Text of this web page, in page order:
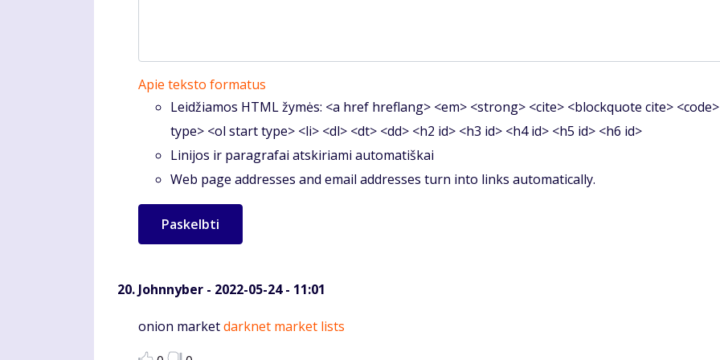
Apie teksto formatus
Leidžiamos HTML žymės: <a href hreflang> <em> <strong> <cite> <blockquote cite>
type> <ol start type> <li> <dl> <dt> <dd> <h2 id> <h3 id> <h4 id> <h5 id> <h6 id>
Linijos ir paragrafai atskiriami automatiškai
Web page addresses and email addresses turn into links automatically.
Johnnyber - 2022-05-24 - 11:01
Komentaras
onion marketdarknet market lists